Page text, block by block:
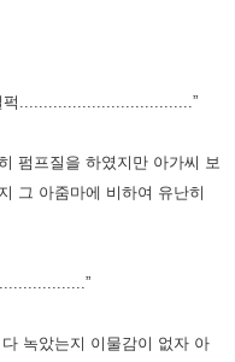
퍽....................................”
펌프질을 하였지만 아가씨 보
그 아줌마에 비하여 유난히
녹았는지 이물감이 없자 아